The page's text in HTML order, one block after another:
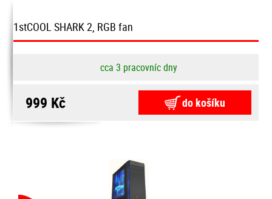
1stCOOL SHARK 2, RGB fan
cca 3 pracovníc dny
999 Kč do košíku